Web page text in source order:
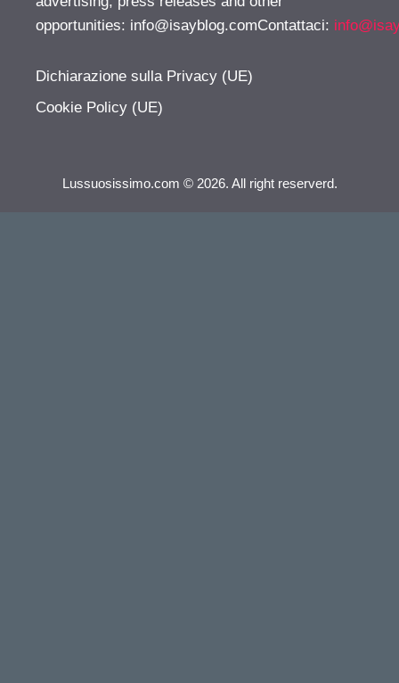
opportunities: info@isayblog.comContattaci:
Dichiarazione sulla Privacy (UE)
Cookie Policy (UE)
Lussuosissimo.com © 2026. All right reserverd.